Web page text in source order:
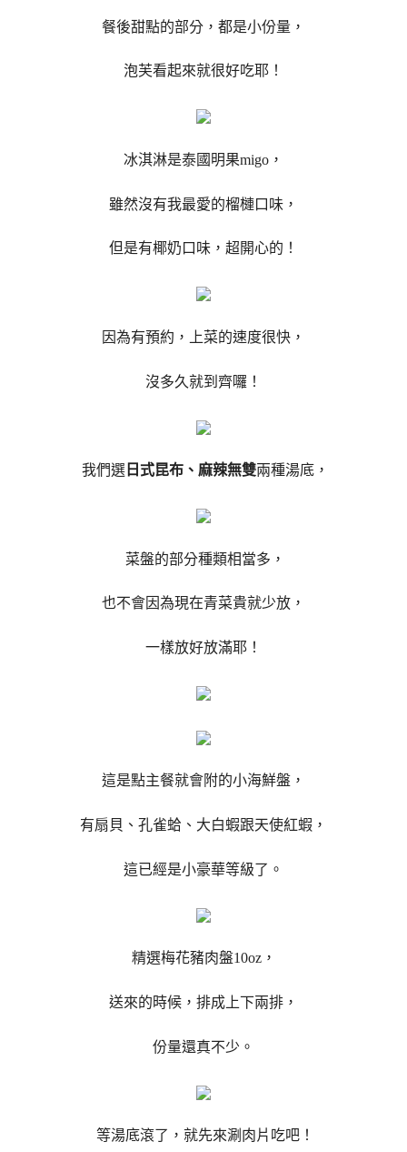
餐後甜點的部分，都是小份量，
泡芙看起來就很好吃耶！
冰淇淋是泰國明果migo，
雖然沒有我最愛的榴槤口味，
但是有椰奶口味，超開心的！
因為有預約，上菜的速度很快，
沒多久就到齊囉！
我們選 日式昆布、麻辣無雙兩種湯底，
菜盤的部分種類相當多，
也不會因為現在青菜貴就少放，
一樣放好放滿耶！
這是點主餐就會附的小海鮮盤，
有扇貝、孔雀蛤、大白蝦跟天使紅蝦，
這已經是小豪華等級了。
精選梅花豬肉盤10oz，
送來的時候，排成上下兩排，
份量還真不少。
等湯底滾了，就先來涮肉片吃吧！